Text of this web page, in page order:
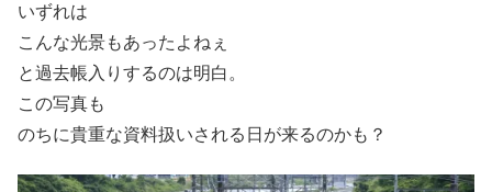
いずれは
こんな光景もあったよねぇ
と過去帳入りするのは明白。
この写真も
のちに貴重な資料扱いされる日が来るのかも？